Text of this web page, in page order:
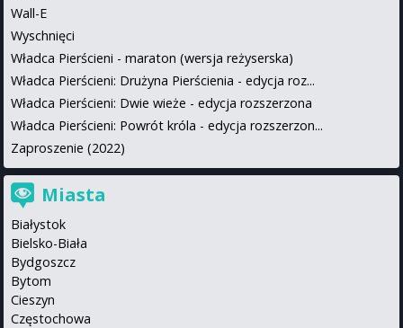
Wall-E
Wyschnięci
Władca Pierścieni - maraton (wersja reżyserska)
Władca Pierścieni: Drużyna Pierścienia - edycja roz...
Władca Pierścieni: Dwie wieże - edycja rozszerzona
Władca Pierścieni: Powrót króla - edycja rozszerzon...
Zaproszenie (2022)
Miasta
Białystok
Bielsko-Biała
Bydgoszcz
Bytom
Cieszyn
Częstochowa